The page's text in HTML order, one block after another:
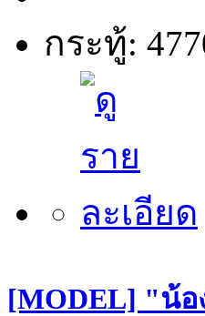
กระทู้:
[MODEL] "น้อ